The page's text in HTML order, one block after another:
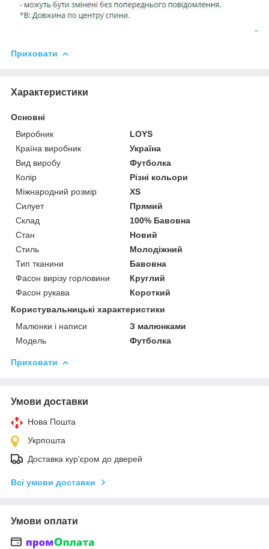
Приховати
Характеристики
Основні
Виробник
LOYS
Країна виробник
Україна
Вид виробу
Футболка
Колір
Різні кольори
Міжнародний розмір
XS
Силует
Прямий
Склад
100% Бавовна
Стан
Новий
Стиль
Молодіжний
Тип тканини
Бавовна
Фасон вирізу горловини
Круглий
Фасон рукава
Короткий
Користувальницькі характеристики
Малюнки і написи
З малюнками
Модель
Футболка
Приховати
Умови доставки
Нова Пошта
Укрпошта
Доставка кур'єром до дверей
Всі умови доставки
Умови оплати